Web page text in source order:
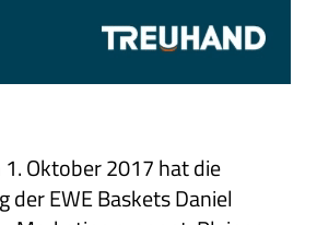
Oktober 2017 hat die
EWE Baskets Daniel